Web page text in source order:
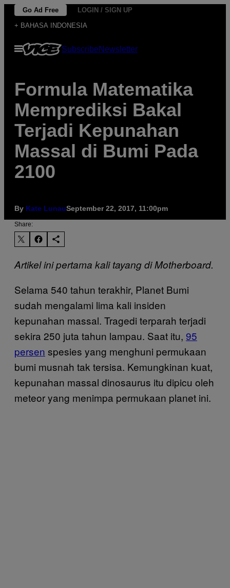
Skip
content
Go Ad Free
LOGIN / SIGN UP
+ BAHASA INDONESIA
Open
Menu
SubscribeNewsletter
Formula Matematika
Memprediksi Bakal
Terjadi Kepunahan
Massal di Bumi Pada
2100
By Kate LunauSeptember 22, 2017, 11:00pm
Share:
Artikel ini pertama kali tayang di Motherboard.
Selama 540 tahun terakhir, Planet Bumi
sudah mengalami lima kali insiden
kepunahan massal. Tragedi terparah terjadi
sekira 250 juta tahun lampau. Saat itu, 95
persen spesies yang menghuni permukaan
bumi musnah tak tersisa. Kemungkinan kuat,
kepunahan massal dinosaurus itu dipicu oleh
meteor yang menimpa permukaan planet ini.